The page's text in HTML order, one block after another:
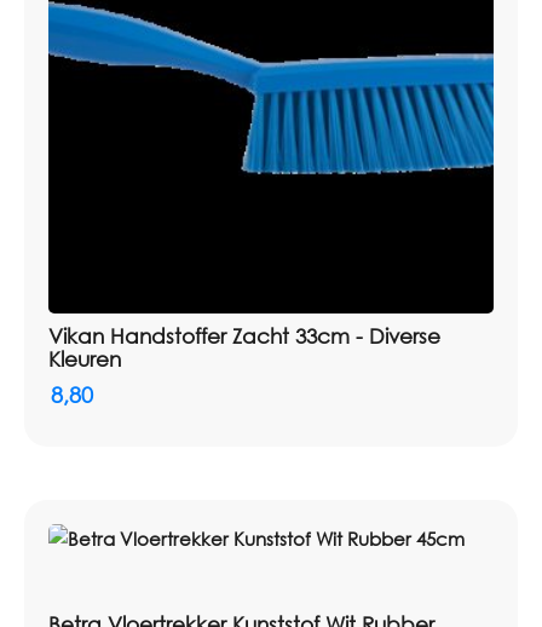
Vikan Handstoffer Zacht 33cm - Diverse
Kleuren
8,80